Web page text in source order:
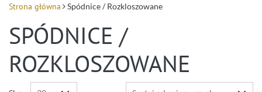
Strona główna Spódnice / Rozkloszowane
SPÓDNICE /
ROZKLOSZOWANE